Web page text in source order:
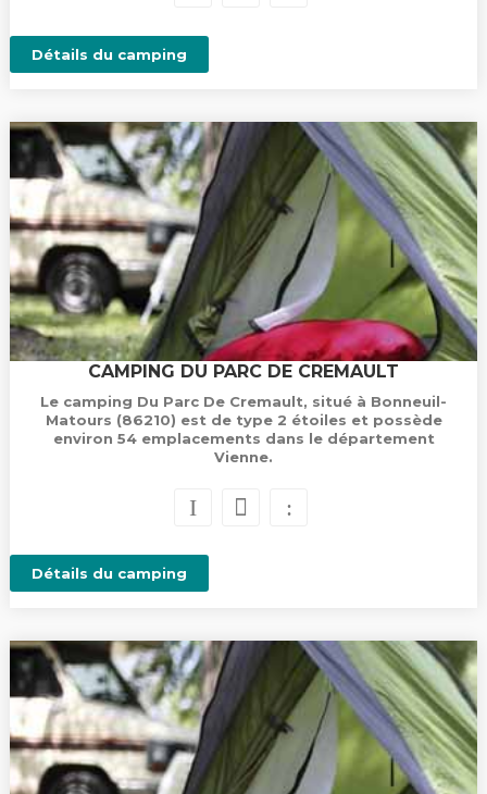
Détails du camping
CAMPING DU PARC DE CREMAULT
Le camping Du Parc De Cremault, situé à Bonneuil-
Matours (86210) est de type 2 étoiles et possède
environ 54 emplacements dans le département
Vienne.
Détails du camping